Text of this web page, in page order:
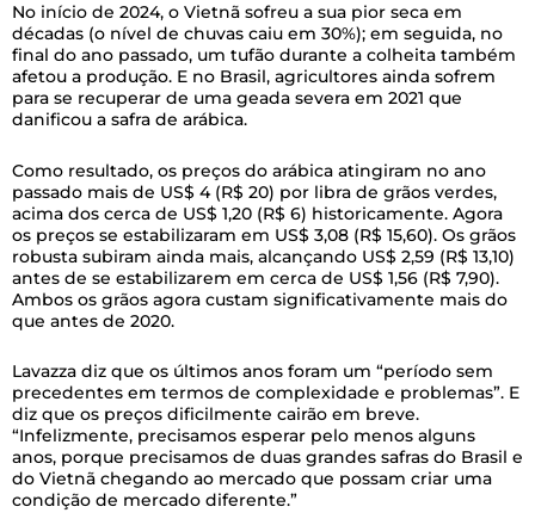
No início de 2024, o Vietnã sofreu a sua pior seca em
décadas (o nível de chuvas caiu em 30%); em seguida, no
final do ano passado, um tufão durante a colheita também
afetou a produção. E no Brasil, agricultores ainda sofrem
para se recuperar de uma geada severa em 2021 que
danificou a safra de arábica.
Como resultado, os preços do arábica atingiram no ano
passado mais de US$ 4 (R$ 20) por libra de grãos verdes,
acima dos cerca de US$ 1,20 (R$ 6) historicamente. Agora
os preços se estabilizaram em US$ 3,08 (R$ 15,60). Os grãos
robusta subiram ainda mais, alcançando US$ 2,59 (R$ 13,10)
antes de se estabilizarem em cerca de US$ 1,56 (R$ 7,90).
Ambos os grãos agora custam significativamente mais do
que antes de 2020.
Lavazza diz que os últimos anos foram um “período sem
precedentes em termos de complexidade e problemas”. E
diz que os preços dificilmente cairão em breve.
“Infelizmente, precisamos esperar pelo menos alguns
anos, porque precisamos de duas grandes safras do Brasil e
do Vietnã chegando ao mercado que possam criar uma
condição de mercado diferente.”